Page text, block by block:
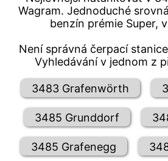
Wagram. Jednoduché
benzín prémie Super,
Není správná čerpací
Vyhledávání v jednom z
3483 Grafenwörth
3485 Grunddorf
3485 Grafenegg